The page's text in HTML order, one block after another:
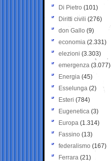
Di Pietro (101)
Diritti civili (276)
don Gallo (9)
economia (2.331)
elezioni (3.303)
emergenza (3.077)
Energia (45)
Esselunga (2)
Esteri (784)
Eugenetica (3)
Europa (1.314)
Fassino (13)
federalismo (167)
Ferrara (21)